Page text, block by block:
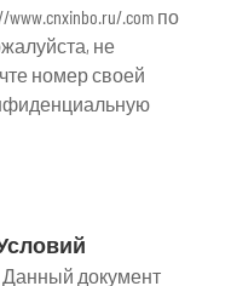
.com по
не
номер своей
документ